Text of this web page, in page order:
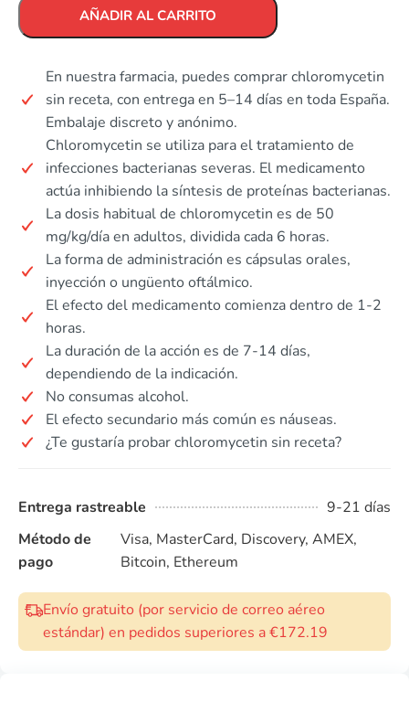
AÑADIR AL CARRITO
En nuestra farmacia, puedes comprar chloromycetin
sin receta, con entrega en 5–14 días en toda España.
Embalaje discreto y anónimo.
Chloromycetin se utiliza para el tratamiento de
infecciones bacterianas severas. El medicamento
actúa inhibiendo la síntesis de proteínas bacterianas.
La dosis habitual de chloromycetin es de 50
mg/kg/día en adultos, dividida cada 6 horas.
La forma de administración es cápsulas orales,
inyección o ungüento oftálmico.
El efecto del medicamento comienza dentro de 1-2
horas.
La duración de la acción es de 7-14 días,
dependiendo de la indicación.
No consumas alcohol.
El efecto secundario más común es náuseas.
¿Te gustaría probar chloromycetin sin receta?
Entrega rastreable
9-21 días
Método de
pago
Visa, MasterCard, Discovery, AMEX,
Bitcoin, Ethereum
Envío gratuito (por servicio de correo aéreo
estándar) en pedidos superiores a €172.19